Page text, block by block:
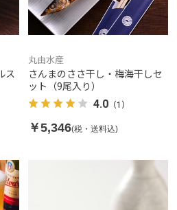
ス
丸由水産
さんまのささ干し・梅海干しセ
ット（9尾入り）
4.0（1）
￥5,346(税・送料込)